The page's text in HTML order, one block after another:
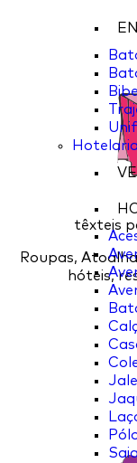
têxteis
Roupas,
hóteis,